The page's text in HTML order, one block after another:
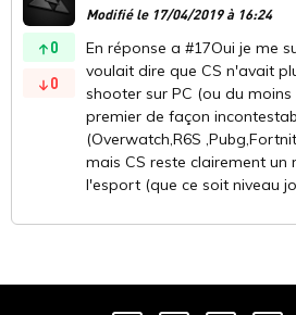
0
0
Modifié le 17/04/2019 à 16:24
En réponse a #17Oui je me
voulait dire que CS n'avait
shooter sur PC (ou du
premier de façon
(Overwatch,R6S
mais CS reste clairement
l'esport (que ce soit niveau